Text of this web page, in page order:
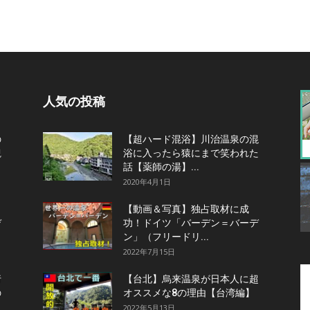
人気の投稿
【超ハード混浴】川治温泉の混
浴に入ったら猿にまで笑われた
話【薬師の湯】...
2020年4月1日
【動画＆写真】独占取材に成
功！ドイツ「バーデン＝バーデ
ン」（フリードリ...
2022年7月15日
【台北】烏来温泉が日本人に超
オススメな8の理由【台湾編】
2022年5月13日